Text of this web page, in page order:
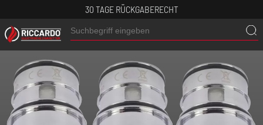
30 TAGE RÜCKGABERECHT